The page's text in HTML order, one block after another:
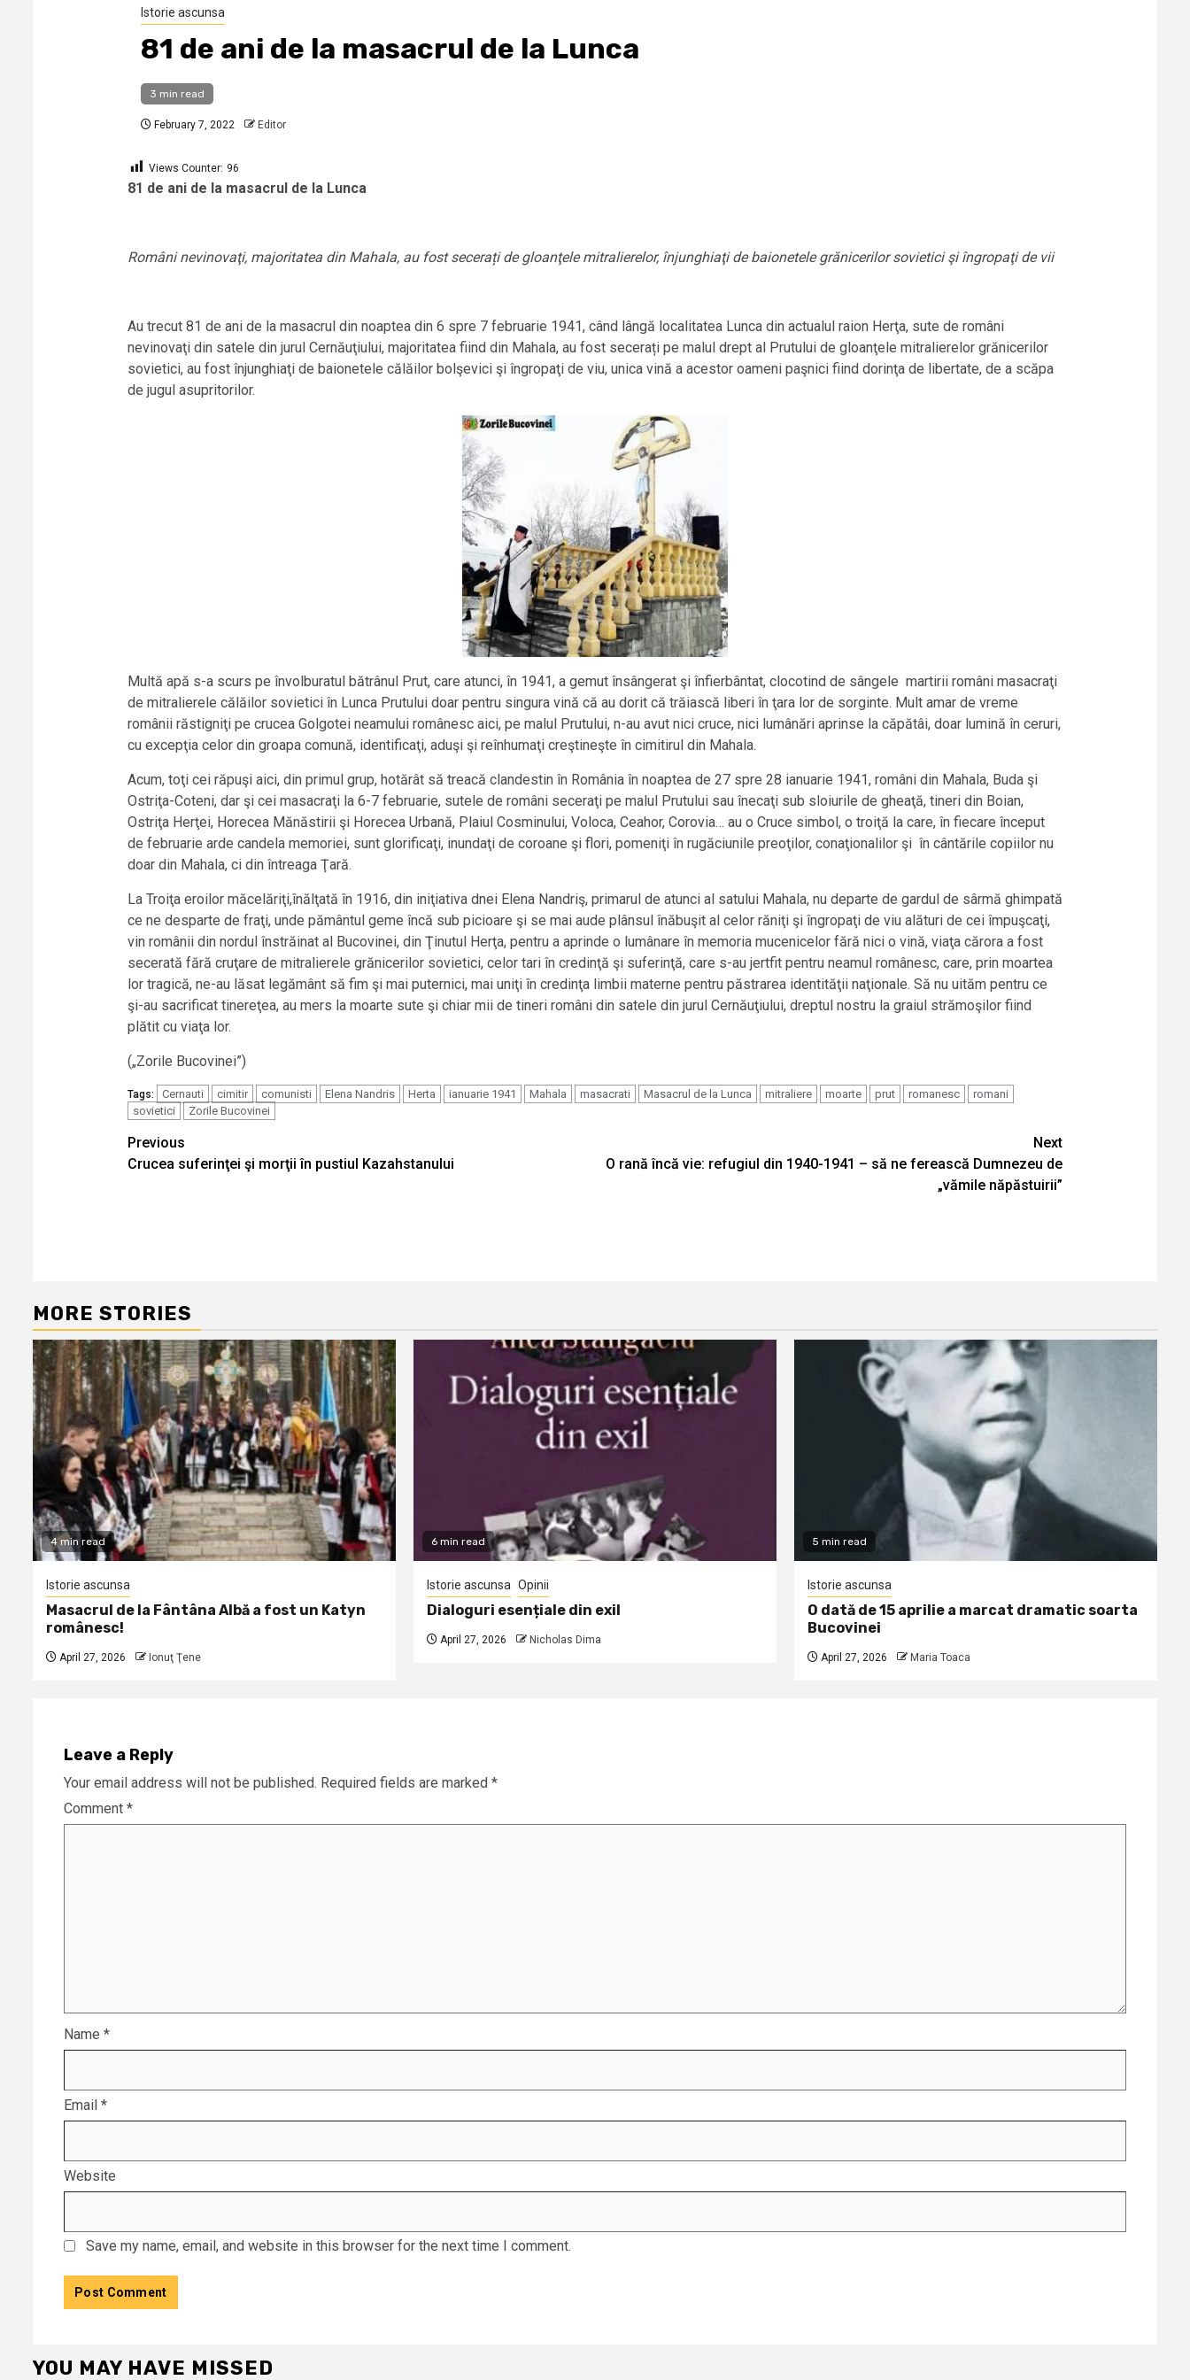
Istorie ascunsa
81 de ani de la masacrul de la Lunca
3 min read
February 7, 2022 Editor
Views Counter: 96
81 de ani de la masacrul de la Lunca
Români nevinovaţi, majoritatea din Mahala, au fost secerați de gloanţele mitralierelor, înjunghiaţi de baionetele grănicerilor sovietici şi îngropaţi de vii
Au trecut 81 de ani de la masacrul din noaptea din 6 spre 7 februarie 1941, când lângă localitatea Lunca din actualul raion Herţa, sute de români
nevinovaţi din satele din jurul Cernăuţiului, majoritatea fiind din Mahala, au fost secerați pe malul drept al Prutului de gloanţele mitralierelor grănicerilor
sovietici, au fost înjunghiaţi de baionetele călăilor bolşevici şi îngropaţi de viu, unica vină a acestor oameni paşnici fiind dorinţa de libertate, de a scăpa
de jugul asupritorilor.
Multă apă s-a scurs pe învolburatul bătrânul Prut, care atunci, în 1941, a gemut însângerat şi înfierbântat, clocotind de sângele martirii români masacraţi
de mitralierele călăilor sovietici în Lunca Prutului doar pentru singura vină că au dorit că trăiască liberi în ţara lor de sorginte. Mult amar de vreme
românii răstigniţi pe crucea Golgotei neamului românesc aici, pe malul Prutului, n-au avut nici cruce, nici lumânări aprinse la căpătâi, doar lumină în ceruri,
cu excepţia celor din groapa comună, identificaţi, aduşi şi reînhumaţi creştineşte în cimitirul din Mahala.
Acum, toţi cei răpuşi aici, din primul grup, hotărât să treacă clandestin în România în noaptea de 27 spre 28 ianuarie 1941, români din Mahala, Buda şi
Ostriţa-Coteni, dar şi cei masacraţi la 6-7 februarie, sutele de români seceraţi pe malul Prutului sau înecaţi sub sloiurile de gheaţă, tineri din Boian,
Ostriţa Herţei, Horecea Mănăstirii şi Horecea Urbană, Plaiul Cosminului, Voloca, Ceahor, Corovia… au o Cruce simbol, o troiţă la care, în fiecare început
de februarie arde candela memoriei, sunt glorificaţi, inundaţi de coroane şi flori, pomeniţi în rugăciunile preoţilor, conaţionalilor şi în cântările copiilor nu
doar din Mahala, ci din întreaga Ţară.
La Troiţa eroilor măcelăriţi,înălţată în 1916, din iniţiativa dnei Elena Nandriş, primarul de atunci al satului Mahala, nu departe de gardul de sârmă ghimpată
ce ne desparte de fraţi, unde pământul geme încă sub picioare şi se mai aude plânsul înăbuşit al celor răniţi şi îngropaţi de viu alături de cei împuşcaţi,
vin românii din nordul înstrăinat al Bucovinei, din Ţinutul Herţa, pentru a aprinde o lumânare în memoria mucenicelor fără nici o vină, viaţa cărora a fost
secerată fără cruţare de mitralierele grănicerilor sovietici, celor tari în credinţă şi suferinţă, care s-au jertfit pentru neamul românesc, care, prin moartea
lor tragică, ne-au lăsat legământ să fim şi mai puternici, mai uniţi în credinţa limbii materne pentru păstrarea identităţii naţionale. Să nu uităm pentru ce
şi-au sacrificat tinereţea, au mers la moarte sute şi chiar mii de tineri români din satele din jurul Cernăuţiului, dreptul nostru la graiul strămoşilor fiind
plătit cu viaţa lor.
(„Zorile Bucovinei”)
Tags: Cernauti cimitir comunisti Elena Nandris Herta ianuarie 1941 Mahala masacrati Masacrul de la Lunca mitraliere moarte prut romanesc
romani
sovietici
Zorile Bucovinei
Continue
Reading
Previous
Crucea suferinţei şi morţii în pustiul Kazahstanului
Next
O rană încă vie: refugiul din 1940-1941 – să ne ferească Dumnezeu de
„vămile năpăstuirii”
MORE STORIES
4 min read
Istorie ascunsa
Masacrul de la Fântâna Albă a fost un Katyn
românesc!
April 27, 2026 Ionuţ Ţene
6 min read
Istorie ascunsa Opinii
Dialoguri esențiale din exil
April 27, 2026 Nicholas Dima
5 min read
Istorie ascunsa
O dată de 15 aprilie a marcat dramatic soarta
Bucovinei
April 27, 2026 Maria Toaca
Leave a Reply
Your email address will not be published. Required fields are marked *
Comment *
Name *
Email *
Website
Save my name, email, and website in this browser for the next time I comment.
YOU MAY HAVE MISSED